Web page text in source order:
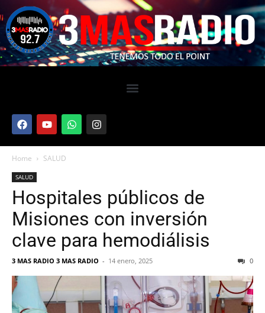
Home SALUD
SALUD
Hospitales públicos de
Misiones con inversión
clave para hemodiálisis
3 MAS RADIO 3 MAS RADIO - 14 enero, 2025 0